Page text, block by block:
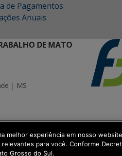
de Pagamentos
Anuais
DE MATO
| MS
Executiva de
melhor experiência em nosso
para você. Conforme
Grosso do Sul.